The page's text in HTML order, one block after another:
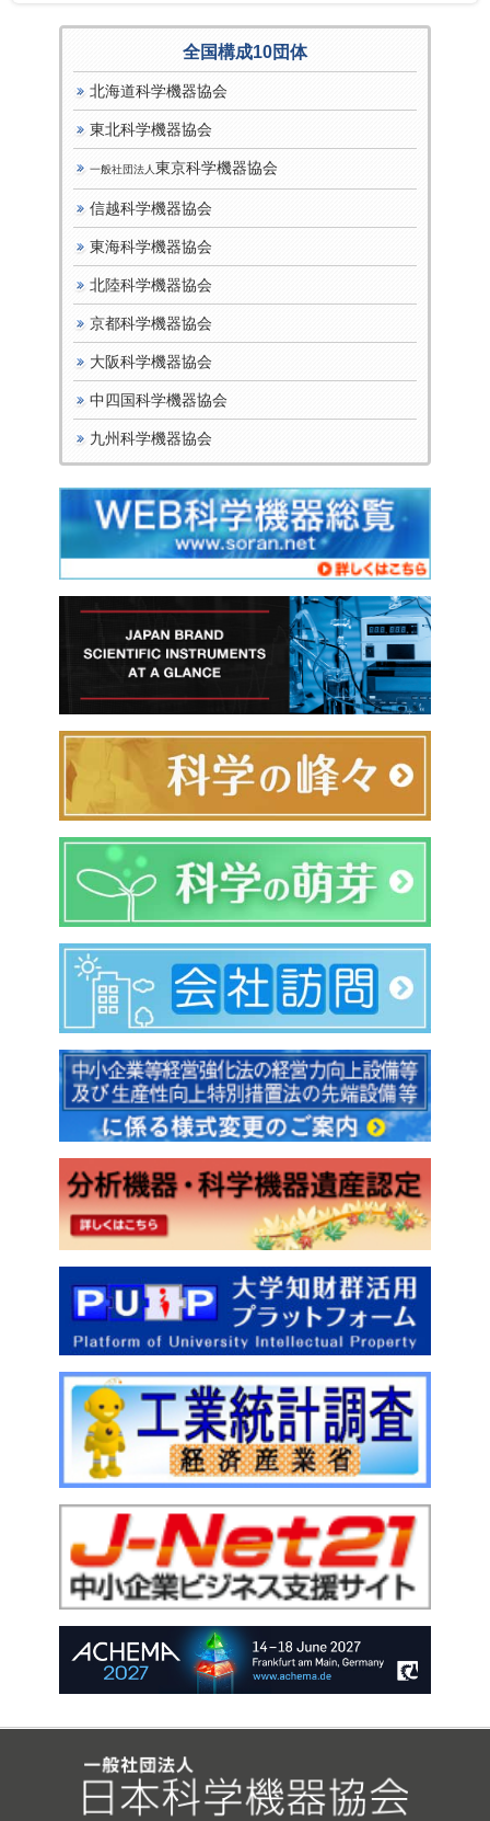
全国構成10団体
北海道科学機器協会
東北科学機器協会
一般社団法人 東京科学機器協会
信越科学機器協会
東海科学機器協会
北陸科学機器協会
京都科学機器協会
大阪科学機器協会
中四国科学機器協会
九州科学機器協会